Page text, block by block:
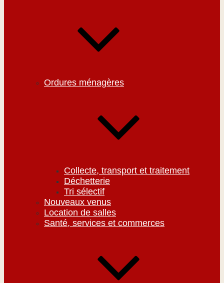
Ordures ménagères
Collecte, transport et traitement
Déchetterie
Tri sélectif
Nouveaux venus
Location de salles
Santé, services et commerces